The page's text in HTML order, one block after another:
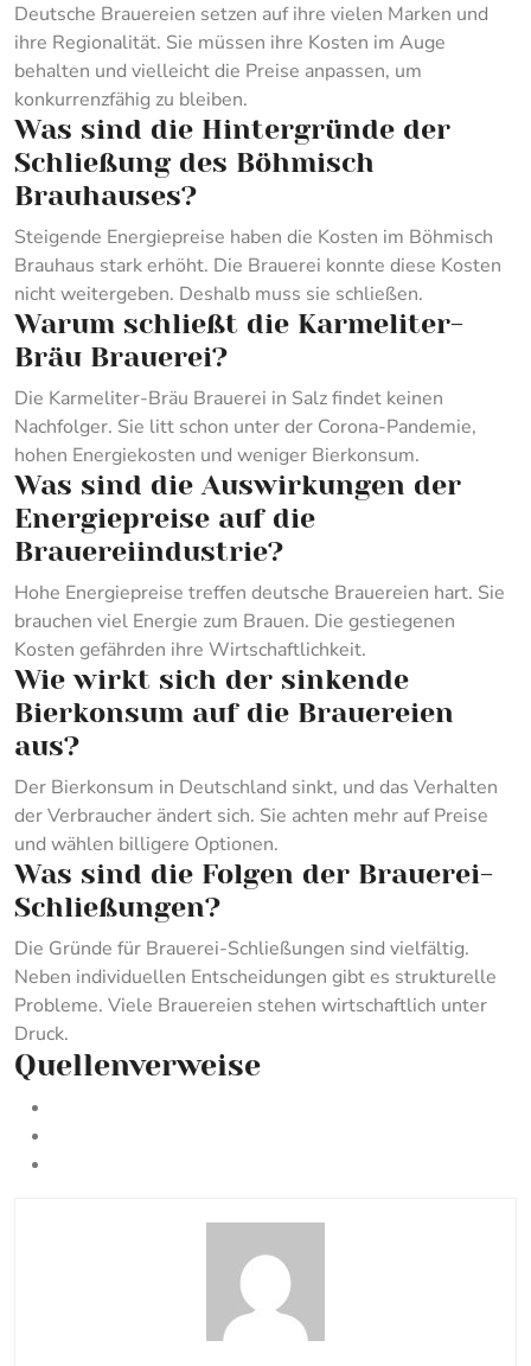
Deutsche Brauereien setzen auf ihre vielen Marken und
ihre Regionalität. Sie müssen ihre Kosten im Auge
behalten und vielleicht die Preise anpassen, um
konkurrenzfähig zu bleiben.
Was sind die Hintergründe der
Schließung des Böhmisch
Brauhauses?
Steigende Energiepreise haben die Kosten im Böhmisch
Brauhaus stark erhöht. Die Brauerei konnte diese Kosten
nicht weitergeben. Deshalb muss sie schließen.
Warum schließt die Karmeliter-
Bräu Brauerei?
Die Karmeliter-Bräu Brauerei in Salz findet keinen
Nachfolger. Sie litt schon unter der Corona-Pandemie,
hohen Energiekosten und weniger Bierkonsum.
Was sind die Auswirkungen der
Energiepreise auf die
Brauereiindustrie?
Hohe Energiepreise treffen deutsche Brauereien hart. Sie
brauchen viel Energie zum Brauen. Die gestiegenen
Kosten gefährden ihre Wirtschaftlichkeit.
Wie wirkt sich der sinkende
Bierkonsum auf die Brauereien
aus?
Der Bierkonsum in Deutschland sinkt, und das Verhalten
der Verbraucher ändert sich. Sie achten mehr auf Preise
und wählen billigere Optionen.
Was sind die Folgen der Brauerei-
Schließungen?
Die Gründe für Brauerei-Schließungen sind vielfältig.
Neben individuellen Entscheidungen gibt es strukturelle
Probleme. Viele Brauereien stehen wirtschaftlich unter
Druck.
Quellenverweise